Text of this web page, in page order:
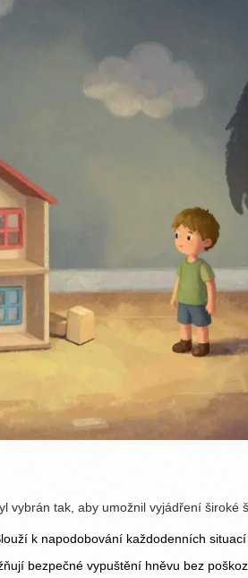
tak, aby umožnil vyjádření široké
k napodobování každodenních situací
bezpečné vypuštění hněvu bez